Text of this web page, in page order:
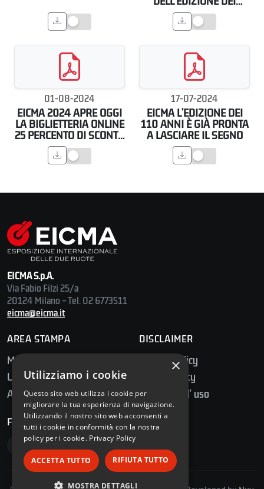
RECORD
01-08-2024
EICMA 2024 APRE OGGI
LA BIGLIETTERIA ONLINE
25 PERCENTO DI SCONTO
FINO AL 16 SETTEMBRE
17-07-2024
EICMA L’EDIZIONE DEI
110 ANNI È GIÀ PRONTA
A LASCIARE IL SEGNO
EICMA S.p.A.
Via Fabio Filzi 25/a
20124 Milano – Tel. 02 6773511
eicma@eicma.it
AREA STAMPA
Media Center
Ufficio Stampa
Accredito Stampa
DISCLAIMER
Privacy Policy
Cookie Policy
Condizioni d' uso
FOLLOW US
×
Utilizziamo i cookie
Questo sito web utilizza i cookie per
migliorare la tua esperienza di navigazione.
Utilizzando il nostro sito web acconsenti a
tutti i cookie in conformità con la nostra
policy per i cookie. Privacy Policy
ACCETTA TUTTO RIFIUTA TUTTO
MOSTRA DETTAGLI